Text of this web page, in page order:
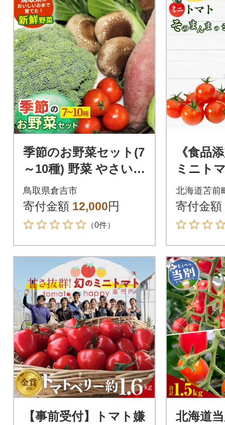
季節のお野菜セット(7
～10種) 野菜 やさい
国産野菜 野菜詰め合
わせ
鳥取県倉吉市
寄付金額 12,000円
（0件）
《食品
ミニト
まのジ
食塩不
北海道苫前
寄付金額
【事前受付】トマト嫌
北海道